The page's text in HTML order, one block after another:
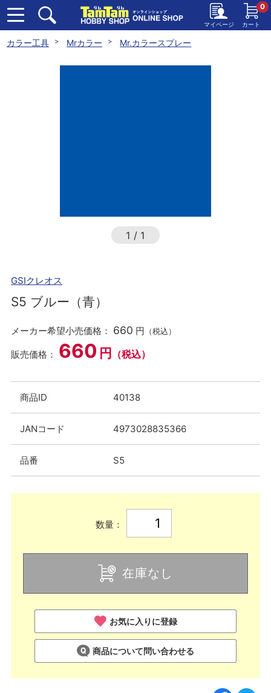
マイページ カート
0
カラー工具 Mrカラー Mr.カラースプレー
1 / 1
GSIクレオス
S5 ブルー（青）
メーカー希望小売価格： 660 円 （税込）
販売価格： 660 円 （税込）
商品ID 40138
JANコード 4973028835366
品番 S5
数量：
在庫なし
お気に入りに登録
商品について問い合わせる